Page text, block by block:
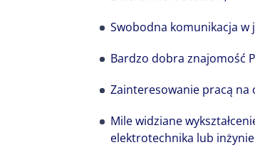
Swobodna komunikacja w
Bardzo dobra znajomość
Zainteresowanie pracą na
Mile widziane
elektrotechnika lub